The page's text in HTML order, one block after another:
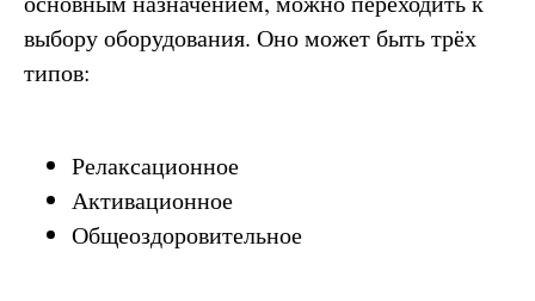
выбору оборудования. Оно может быть трёх
типов:
Релаксационное
Активационное
Общеоздоровительное